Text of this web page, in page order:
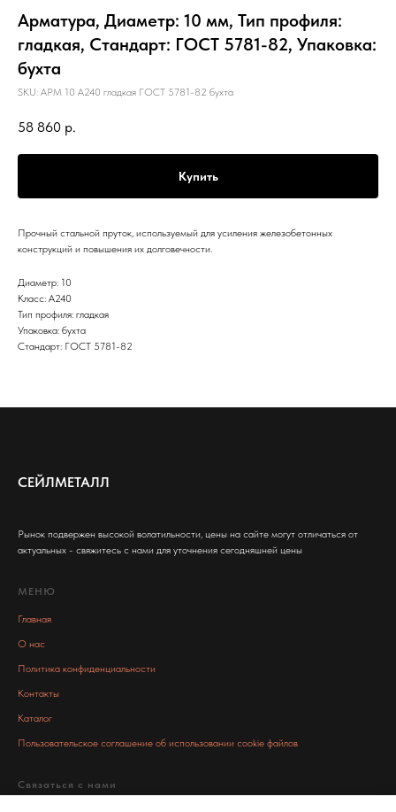
Арматура, Диаметр: 10 мм, Тип профиля:
гладкая, Стандарт: ГОСТ 5781-82, Упаковка:
бухта
SKU: АРМ 10 А240 гладкая ГОСТ 5781-82 бухта
58 860 р.
Купить
Прочный стальной пруток, используемый для усиления железобетонных
конструкций и повышения их долговечности.
Диаметр: 10
Класс: А240
Тип профиля: гладкая
Упаковка: бухта
Стандарт: ГОСТ 5781-82
СЕЙЛМЕТАЛЛ
Рынок подвержен высокой волатильности, цены на сайте могут отличаться от
актуальных - свяжитесь с нами для уточнения сегодняшней цены
МЕНЮ
Главная
О нас
Политика конфиденциальности
Контакты
Каталог
Пользовательское соглашение об использовании cookie файлов
Связаться с нами